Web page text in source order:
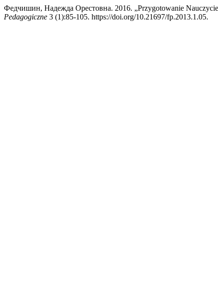
Федчишин, Надежда Орестовна. 2016. „Przygotowanie
Pedagogiczne 3 (1):85-105. https://doi.org/10.21697/fp.2013.1.05.